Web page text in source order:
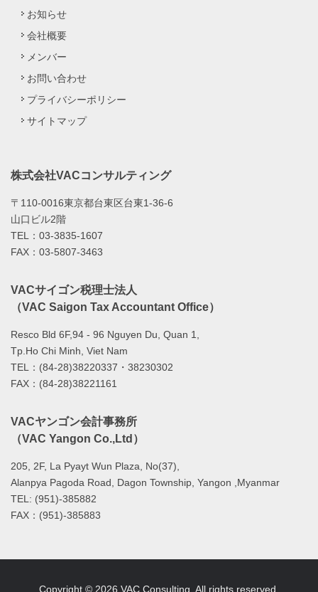
お知らせ
会社概要
メンバー
お問い合わせ
プライバシーポリシー
サイトマップ
株式会社VACコンサルティング
〒110-0016東京都台東区台東1-36-6
山口ビル2階
TEL：03-3835-1607
FAX：03-5807-3463
VACサイゴン税理士法人
（VAC Saigon Tax Accountant Office）
Resco Bld 6F,94 - 96 Nguyen Du, Quan 1,
Tp.Ho Chi Minh, Viet Nam
TEL：(84-28)38220337・38230302
FAX：(84-28)38221161
VACヤンゴン会計事務所
（VAC Yangon Co.,Ltd）
205, 2F, La Pyayt Wun Plaza, No(37),
Alanpya Pagoda Road, Dagon Township, Yangon ,Myanmar
TEL: (951)-385882
FAX：(951)-385883
Copyright © 2026 VAC Consulting, All rights reserved.